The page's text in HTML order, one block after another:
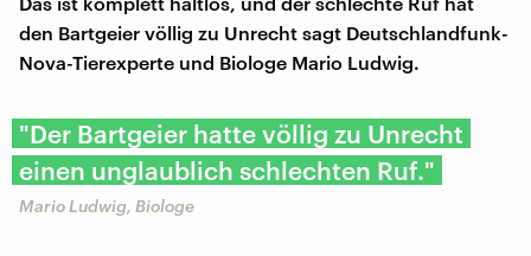
den Bartgeier völlig zu Unrecht sagt Deutschlandfunk-
Nova-Tierexperte und Biologe Mario Ludwig.
"Der Bartgeier hatte völlig zu Unrecht
einen unglaublich schlechten Ruf."
Mario Ludwig, Biologe